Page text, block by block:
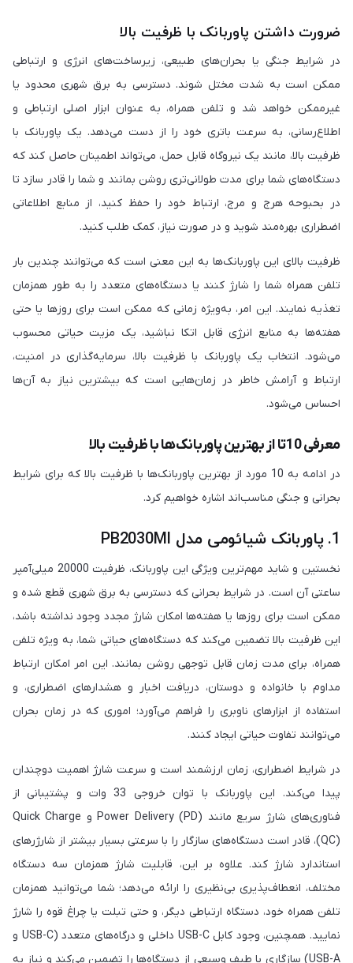
ضرورت داشتن پاوربانک با ظرفیت بالا
در شرایط جنگی یا بحران‌های طبیعی، زیرساخت‌های انرژی و ارتباطی
ممکن است به شدت مختل شوند. دسترسی به برق شهری محدود یا
غیرممکن خواهد شد و تلفن همراه، به عنوان ابزار اصلی ارتباطی و
اطلاع‌رسانی، به سرعت باتری خود را از دست می‌دهد. یک پاوربانک با
ظرفیت بالا، مانند یک نیروگاه قابل حمل، می‌تواند اطمینان حاصل کند که
دستگاه‌های شما برای مدت طولانی‌تری روشن بمانند و شما را قادر سازد تا
در بحبوحه هرج و مرج، ارتباط خود را حفظ کنید، از منابع اطلاعاتی
اضطراری بهره‌مند شوید و در صورت نیاز، کمک طلب کنید.
ظرفیت بالای این پاوربانک‌ها به این معنی است که می‌توانند چندین بار
تلفن همراه شما را شارژ کنند یا دستگاه‌های متعدد را به طور همزمان
تغذیه نمایند. این امر، به‌ویژه زمانی که ممکن است برای روزها یا حتی
هفته‌ها به منابع انرژی قابل اتکا نباشید، یک مزیت حیاتی محسوب
می‌شود. انتخاب یک پاوربانک با ظرفیت بالا، سرمایه‌گذاری در امنیت،
ارتباط و آرامش خاطر در زمان‌هایی است که بیشترین نیاز به آن‌ها
احساس می‌شود.
معرفی 10تا از بهترین پاوربانک‌ها با ظرفیت بالا
در ادامه به 10 مورد از بهترین پاوربانک‌ها با ظرفیت بالا که برای شرایط
بحرانی و جنگی مناسب‌اند اشاره خواهیم کرد.
1. پاوربانک شیائومی مدل PB2030MI
نخستین و شاید مهم‌ترین ویژگی این پاوربانک، ظرفیت 20000 میلی‌آمپر
ساعتی آن است. در شرایط بحرانی که دسترسی به برق شهری قطع شده و
ممکن است برای روزها یا هفته‌ها امکان شارژ مجدد وجود نداشته باشد،
این ظرفیت بالا تضمین می‌کند که دستگاه‌های حیاتی شما، به ویژه تلفن
همراه، برای مدت زمان قابل توجهی روشن بمانند. این امر امکان ارتباط
مداوم با خانواده و دوستان، دریافت اخبار و هشدارهای اضطراری، و
استفاده از ابزارهای ناوبری را فراهم می‌آورد؛ اموری که در زمان بحران
می‌توانند تفاوت حیاتی ایجاد کنند.
در شرایط اضطراری، زمان ارزشمند است و سرعت شارژ اهمیت دوچندان
پیدا می‌کند. این پاوربانک با توان خروجی 33 وات و پشتیبانی از
فناوری‌های شارژ سریع مانند Power Delivery (PD) و Quick Charge
(QC)، قادر است دستگاه‌های سازگار را با سرعتی بسیار بیشتر از شارژرهای
استاندارد شارژ کند. علاوه بر این، قابلیت شارژ همزمان سه دستگاه
مختلف، انعطاف‌پذیری بی‌نظیری را ارائه می‌دهد؛ شما می‌توانید همزمان
تلفن همراه خود، دستگاه ارتباطی دیگر، و حتی تبلت یا چراغ قوه را شارژ
نمایید. همچنین، وجود کابل USB-C داخلی و درگاه‌های متعدد (USB-C و
USB-A) سازگاری با طیف وسیعی از دستگاه‌ها را تضمین می‌کند و نیاز به